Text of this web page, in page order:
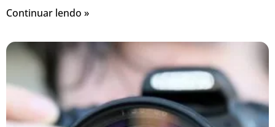
Continuar lendo »